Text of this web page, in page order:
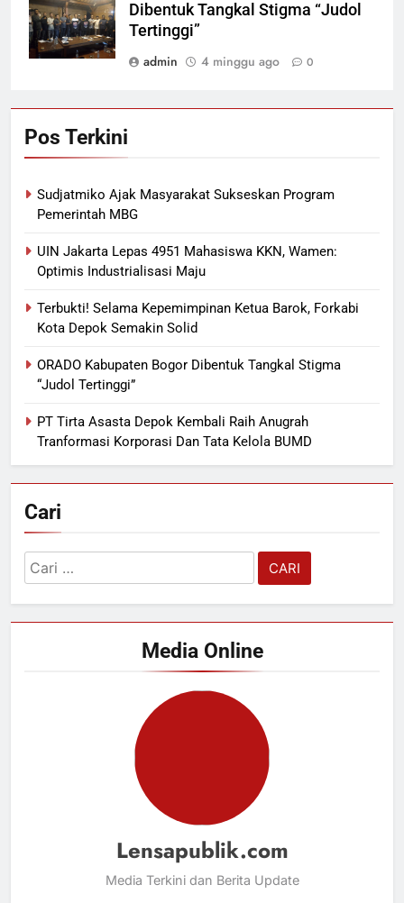
Dibentuk Tangkal Stigma “Judol
Tertinggi”
admin
4 minggu ago 0
Pos Terkini
Sudjatmiko Ajak Masyarakat Sukseskan Program
Pemerintah MBG
UIN Jakarta Lepas 4951 Mahasiswa KKN, Wamen:
Optimis Industrialisasi Maju
Terbukti! Selama Kepemimpinan Ketua Barok, Forkabi
Kota Depok Semakin Solid
ORADO Kabupaten Bogor Dibentuk Tangkal Stigma
“Judol Tertinggi”
PT Tirta Asasta Depok Kembali Raih Anugrah
Tranformasi Korporasi Dan Tata Kelola BUMD
Cari
Cari
untuk:
Media Online
Lensapublik.com
Media Terkini dan Berita Update